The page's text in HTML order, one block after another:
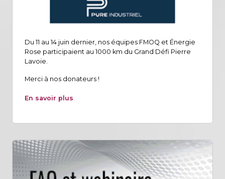
Du 11 au 14 juin dernier, nos équipes FMOQ et Énergie
Rose participaient au 1000 km du Grand Défi Pierre
Lavoie.
Merci à nos donateurs !
En savoir plus